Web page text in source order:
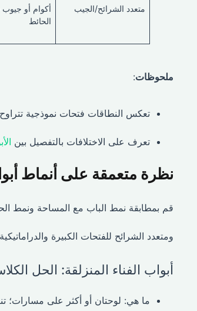
متعدد الشرائح/الجيب
أكوام أو
الحائط
ملحوظات:
تعكس النطاقات فتحات نموذجية تتراوح بين 72 و144؛ وتؤدي المساحات الأكبر والتشطيبات المتميزة إلى
تعرف على الاختلافات بالتفصيل بين
نظرة متعمقة على أنماط
قم بمطابقة نمط الباب مع المساحة ونمط
ومتعدد الشرائح للفتحات الكبيرة
أبواب الفناء المنزلقة: الحل
ما هي: لوحتان أو أكثر على مسارات؛